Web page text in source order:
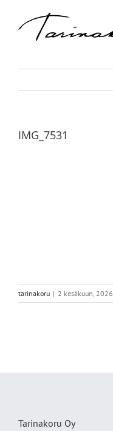
IMG_7531
tarinakoru | 2 kesäkuun, 2026
Tarinakoru Oy